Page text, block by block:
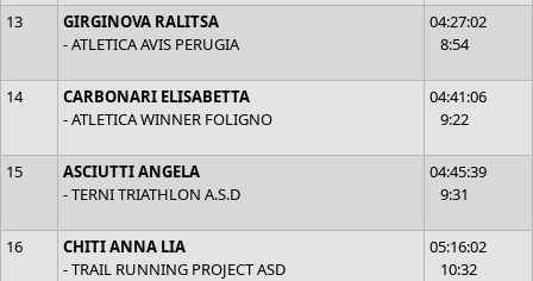
13
GIRGINOVA RALITSA
- ATLETICA AVIS PERUGIA
04:27:02
8:54
14
CARBONARI ELISABETTA
- ATLETICA WINNER FOLIGNO
04:41:06
9:22
15
ASCIUTTI ANGELA
- TERNI TRIATHLON A.S.D
04:45:39
9:31
16
CHITI ANNA LIA
- TRAIL RUNNING PROJECT ASD
05:16:02
10:32